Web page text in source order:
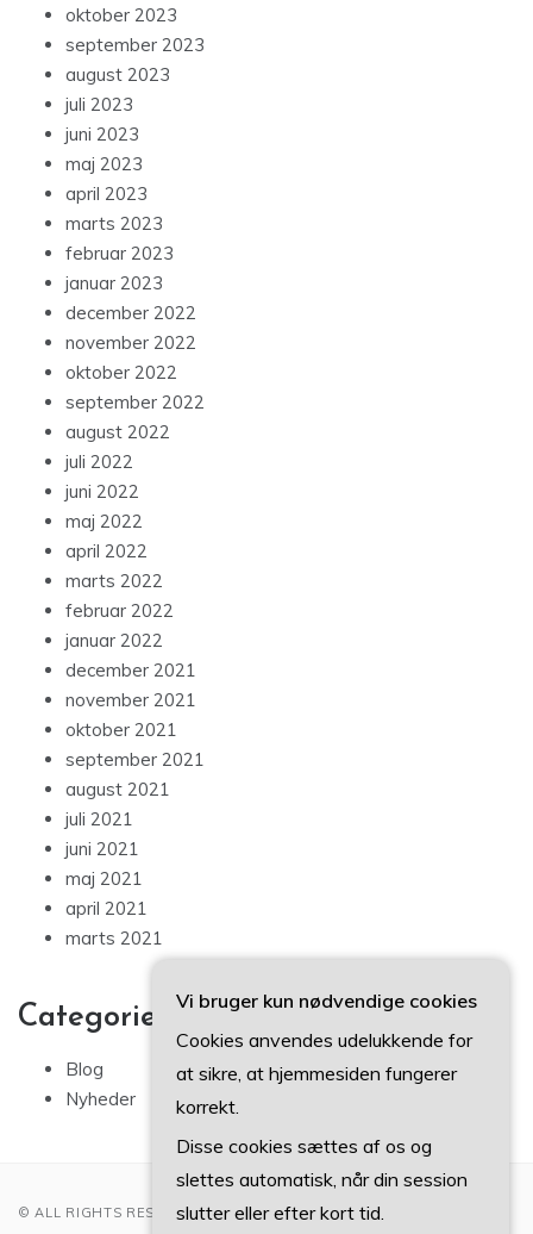
oktober 2023
september 2023
august 2023
juli 2023
juni 2023
maj 2023
april 2023
marts 2023
februar 2023
januar 2023
december 2022
november 2022
oktober 2022
september 2022
august 2022
juli 2022
juni 2022
maj 2022
april 2022
marts 2022
februar 2022
januar 2022
december 2021
november 2021
oktober 2021
september 2021
august 2021
juli 2021
juni 2021
maj 2021
april 2021
marts 2021
Categories
Blog
Nyheder
© ALL RIGHTS RESERVED 2022
Vi bruger kun nødvendige cookies
Cookies anvendes udelukkende for
at sikre, at hjemmesiden fungerer
korrekt.
Disse cookies sættes af os og
slettes automatisk, når din session
slutter eller efter kort tid.